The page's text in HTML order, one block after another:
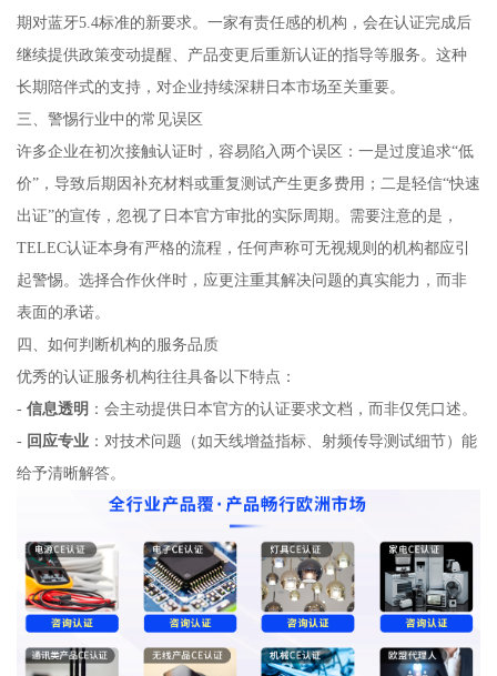
期对蓝牙5.4标准的新要求。一家有责任感的机构，会在认证完成后
继续提供政策变动提醒、产品变更后重新认证的指导等服务。这种
长期陪伴式的支持，对企业持续深耕日本市场至关重要。
三、警惕行业中的常见误区
许多企业在初次接触认证时，容易陷入两个误区：一是过度追求“低
价”，导致后期因补充材料或重复测试产生更多费用；二是轻信“快速
出证”的宣传，忽视了日本官方审批的实际周期。需要注意的是，
TELEC认证本身有严格的流程，任何声称可无视规则的机构都应引
起警惕。选择合作伙伴时，应更注重其解决问题的真实能力，而非
表面的承诺。
四、如何判断机构的服务品质
优秀的认证服务机构往往具备以下特点：
- 信息透明 ：会主动提供日本官方的认证要求文档，而非仅凭口述。
- 回应专业：对技术问题（如天线增益指标、射频传导测试细节）能
给予清晰解答。